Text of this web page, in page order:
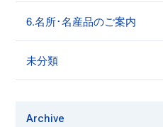
6.名所･名産品のご案内
未分類
Archive